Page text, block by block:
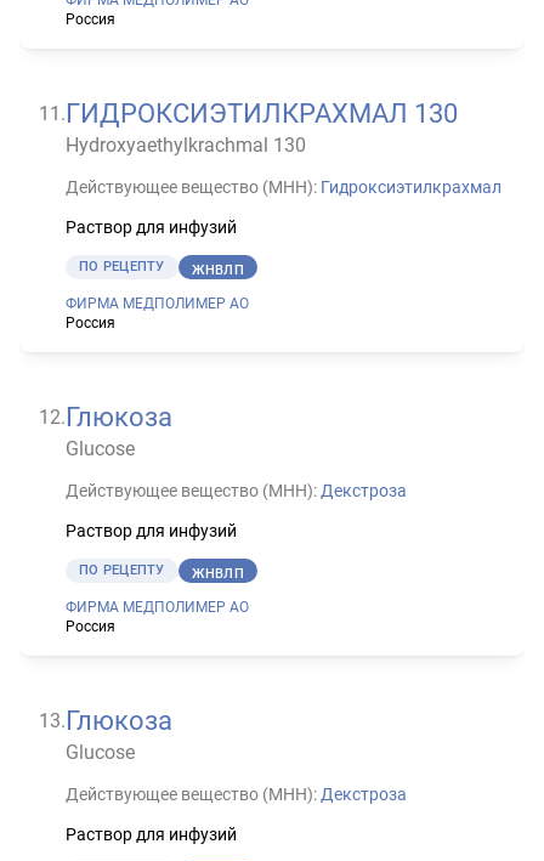
Россия
11 .ГИДРОКСИЭТИЛКРАХМАЛ 130
Hydroxyaethylkrachmal 130
Действующее вещество (МНН): Гидроксиэтилкрахмал
Раствор для инфузий
ПО РЕЦЕПТУ ЖНВЛП
ФИРМА МЕДПОЛИМЕР АО
Россия
12.Глюкоза
Glucose
Действующее вещество (МНН): Декстроза
Раствор для инфузий
ПО РЕЦЕПТУ ЖНВЛП
ФИРМА МЕДПОЛИМЕР АО
Россия
13.Глюкоза
Glucose
Действующее вещество (МНН): Декстроза
Раствор для инфузий